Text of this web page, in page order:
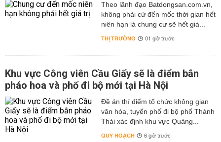
Theo lãnh đạo Batdongsan.com.vn,
không phải cứ đến mốc thời gian hết
niên hạn là chung cư sẽ hết giá...
THỊ TRƯỜNG 01 giờ trước
Khu vực Công viên Cầu Giấy sẽ là điểm bắn
pháo hoa và phố đi bộ mới tại Hà Nội
Đề án thí điểm tổ chức không gian
văn hóa, tuyến phố đi bộ phố Thành
Thái xác định khu vực Quảng...
QUY HOẠCH 6 giờ trước